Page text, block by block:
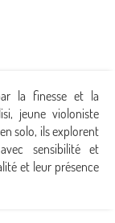
la finesse et la
jeune violoniste
solo, ils explorent
sensibilité et
et leur présence